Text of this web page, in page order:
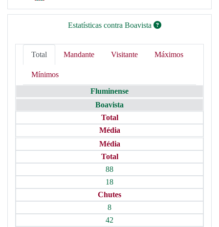
Estatísticas contra Boavista
Total Mandante Visitante Máximos
Mínimos
Fluminense
Boavista
Total
Média
Média
Total
88
18
Chutes
8
42